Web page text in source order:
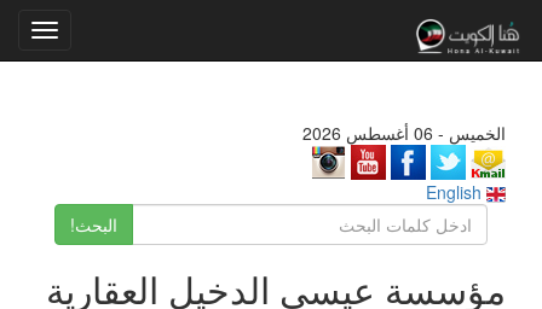
الخميس - 06 أغسطس 2026
البحث!
مؤسسة عيسى الدخيل العقارية